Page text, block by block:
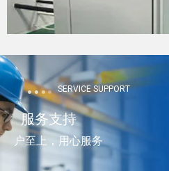
SERVICE SUPPORT
服务支持
户至上，用心服务